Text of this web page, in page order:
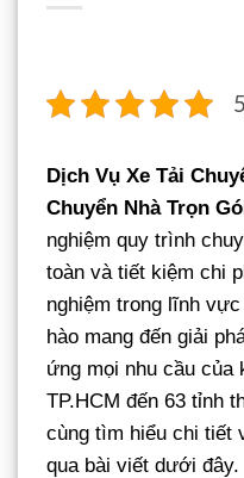
Dịch Vụ Xe Tải
Chuyển Nhà Trọn
nghiệm quy trình
toàn và tiết kiệm chi
nghiệm trong lĩnh
hào mang đến giải
ứng mọi nhu cầu của
TP.HCM đến 63 tỉnh
cùng tìm hiểu chi tiết
qua bài viết dưới đây.